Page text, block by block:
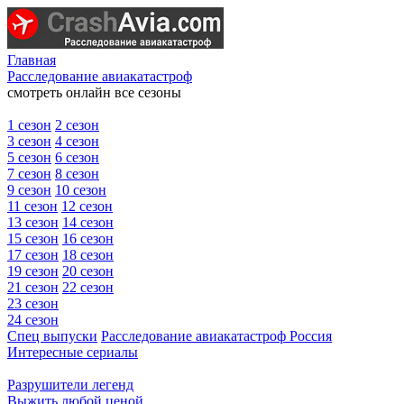
Главная
Расследование авиакатастроф
смотреть онлайн все сезоны
1 сезон 2 сезон
3 сезон 4 сезон
5 сезон 6 сезон
7 сезон 8 сезон
9 сезон 10 сезон
11 сезон 12 сезон
13 сезон 14 сезон
15 сезон 16 сезон
17 сезон 18 сезон
19 сезон 20 сезон
21 сезон 22 сезон
23 сезон
24 сезон
Спец выпуски Расследование авиакатастроф Россия
Интересные сериалы
Разрушители легенд
Выжить любой ценой